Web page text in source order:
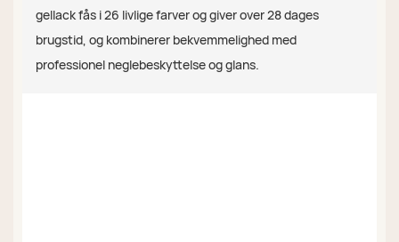
gellack fås i 26 livlige farver og giver over 28 dages
brugstid, og kombinerer bekvemmelighed med
professionel neglebeskyttelse og glans.